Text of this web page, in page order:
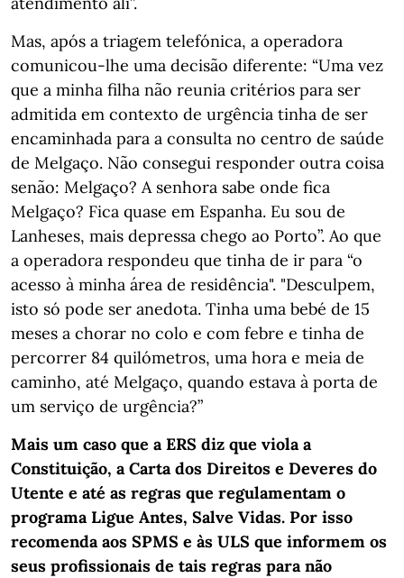
Mas, após a triagem telefónica, a operadora
comunicou-lhe uma decisão diferente: “Uma vez
que a minha filha não reunia critérios para ser
admitida em contexto de urgência tinha de ser
encaminhada para a consulta no centro de saúde
de Melgaço. Não consegui responder outra coisa
senão: Melgaço? A senhora sabe onde fica
Melgaço? Fica quase em Espanha. Eu sou de
Lanheses, mais depressa chego ao Porto”. Ao que
a operadora respondeu que tinha de ir para “o
acesso à minha área de residência". "Desculpem,
isto só pode ser anedota. Tinha uma bebé de 15
meses a chorar no colo e com febre e tinha de
percorrer 84 quilómetros, uma hora e meia de
caminho, até Melgaço, quando estava à porta de
um serviço de urgência?”
Mais um caso que a ERS diz que viola a
Constituição, a Carta dos Direitos e Deveres do
Utente e até as regras que regulamentam o
programa Ligue Antes, Salve Vidas. Por isso
recomenda aos SPMS e às ULS que informem os
seus profissionais de tais regras para não